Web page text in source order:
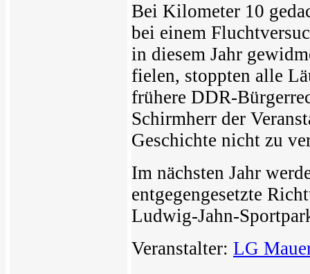
Bei Kilometer 10
bei einem
in diesem Jahr
fielen, stoppten alle
frühere DDR-
Schirmherr der
Geschichte nicht zu
Im nächsten Jahr
entgegengesetzte
Ludwig-Jahn-
Veranstalter: LG